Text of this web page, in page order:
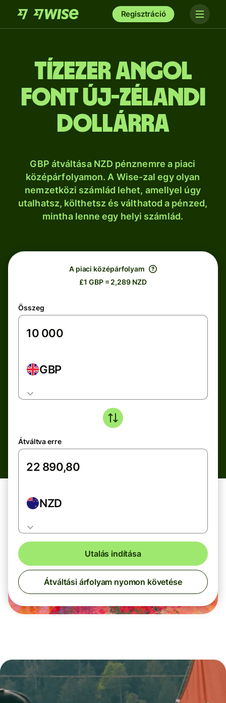
Regisztráció
tíz­ezer angol
font új-zélandi
dollárra
GBP átváltása NZD pénznemre a piaci
középárfolyamon. A Wise-zal egy olyan
nemzetközi számlád lehet, amellyel úgy
utalhatsz, költhetsz és válthatod a pénzed,
mintha lenne egy helyi számlád.
A piaci középárfolyam
£1 GBP = 2,289 NZD
Összeg
GBP
Átváltva erre
NZD
Utalás indítása
Átváltási árfolyam nyomon követése